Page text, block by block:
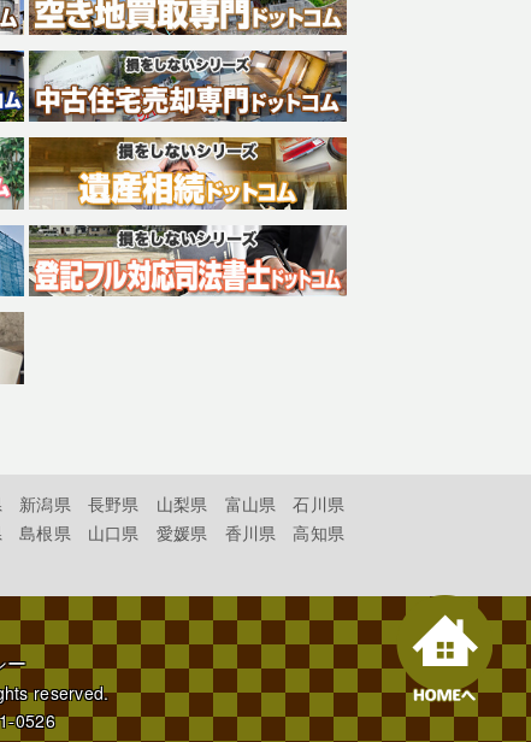
新潟県 長野県 山梨県 富山県
石川県
島根県 山口県 愛媛県 香川県
高知県
ー
reserved.
0526